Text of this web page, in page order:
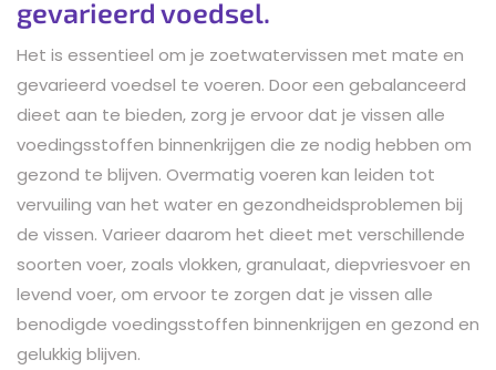
gevarieerd voedsel.
Het is essentieel om je zoetwatervissen met mate en
gevarieerd voedsel te voeren. Door een gebalanceerd
dieet aan te bieden, zorg je ervoor dat je vissen alle
voedingsstoffen binnenkrijgen die ze nodig hebben om
gezond te blijven. Overmatig voeren kan leiden tot
vervuiling van het water en gezondheidsproblemen bij
de vissen. Varieer daarom het dieet met verschillende
soorten voer, zoals vlokken, granulaat, diepvriesvoer en
levend voer, om ervoor te zorgen dat je vissen alle
benodigde voedingsstoffen binnenkrijgen en gezond en
gelukkig blijven.